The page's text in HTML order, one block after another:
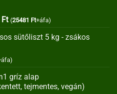
FtCurrent
is:
(25481 Ft+áfa)
sütőliszt 5 kg - zsákos
gríz alap
tejmentes, vegán)